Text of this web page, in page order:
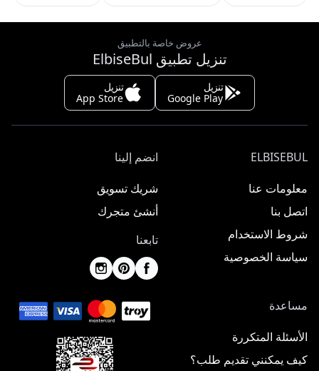
عروض خاصة بالتطبيق
تنزيل تطبيق ElbiseBul
تنزيل
Google Play
تنزيل
App Store
ELBISEBUL
معلومات عنا
اتصل بنا
شروط الاستخدام
سياسة الخصوصية
انضم إلينا
شريك تسويق
أنشئ متجرك
تابعنا
مساعدة
الأسئلة المتكررة
كيف يمكنني تقديم طلب؟